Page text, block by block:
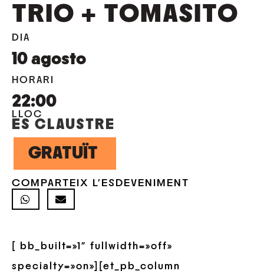
TRIO + TOMASITO
DIA
10 agosto
HORARI
22:00
LLOC
ES CLAUSTRE
GRATUÏT
COMPARTEIX L'ESDEVENIMENT
[ bb_built=»1″ fullwidth=»off»
specialty=»on»][et_pb_column